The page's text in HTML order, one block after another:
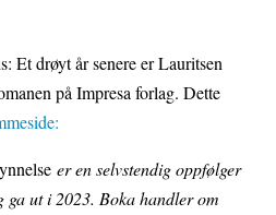
Et drøyt år senere er Lauritsen
på Impresa forlag. Dette
er en selvstendig oppfølger
ga ut i 2023. Boka handler om